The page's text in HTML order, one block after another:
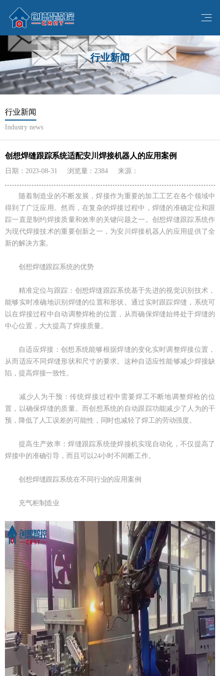
行业新闻
INDUSTRY NEWS
行业新闻
Industry news
创想焊缝跟踪系统适配安川焊接机器人的应用案例
日期：2023-08-31 浏览量：2384 来源：
随着制造业的不断发展，焊接作为重要的加工工艺在各个领域中
得到了广泛应用。然而，在复杂的焊接过程中，焊缝的准确定位和跟
踪一直是制约焊接质量和效率的关键问题之一。创想焊缝跟踪系统作
为现代焊接技术的重要创新之一，为安川焊接机器人的应用提供了全
新的解决方案。
创想焊缝跟踪系统的优势
精准定位与跟踪：创想焊缝跟踪系统基于先进的视觉识别技术，
能够实时准确地识别焊缝的位置和形状。通过实时跟踪焊缝，系统可
以在焊接过程中自动调整焊枪的位置，从而确保焊缝始终处于焊缝的
中心位置，大大提高了焊接质量。
自适应焊接：创想系统能够根据焊缝的变化实时调整焊接位置，
从而适应不同焊缝形状和尺寸的要求。这种自适应性能够减少焊接缺
陷，提高焊接一致性。
减少人为干预：传统焊接过程中需要焊工不断地调整焊枪的位
置，以确保焊缝的质量。而创想系统的自动跟踪功能减少了人为的干
预，降低了人工误差的可能性，同时也减轻了焊工的劳动强度。
提高生产效率：焊缝跟踪系统使焊接机实现自动化，不仅提高了
焊接中的准确引导，而且可以24小时不间断工作。
创想焊缝跟踪系统在不同行业的应用案例
充气柜制造业